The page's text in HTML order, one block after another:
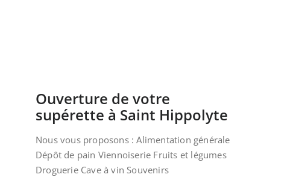
Ouverture de votre
supérette à Saint Hippolyte
Nous vous proposons : Alimentation générale
Dépôt de pain Viennoiserie Fruits et légumes
Droguerie Cave à vin Souvenirs